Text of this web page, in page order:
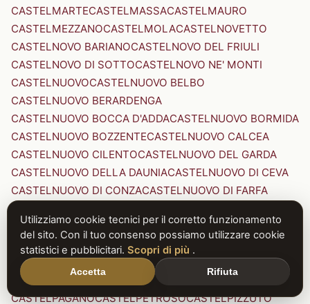
CASTELMARTECASTELMASSACASTELMAURO
CASTELMEZZANOCASTELMOLACASTELNOVETTO
CASTELNOVO BARIANOCASTELNOVO DEL FRIULI
CASTELNOVO DI SOTTOCASTELNOVO NE' MONTI
CASTELNUOVOCASTELNUOVO BELBO
CASTELNUOVO BERARDENGA
CASTELNUOVO BOCCA D'ADDACASTELNUOVO BORMIDA
CASTELNUOVO BOZZENTECASTELNUOVO CALCEA
CASTELNUOVO CILENTOCASTELNUOVO DEL GARDA
CASTELNUOVO DELLA DAUNIACASTELNUOVO DI CEVA
CASTELNUOVO DI CONZACASTELNUOVO DI FARFA
CASTELNUOVO DI PORTO CASTELNUOVO DON BOSCO
CASTELNUOVO MAGRACASTELNUOVO NIGRA
CASTELNUOVO PARANOCASTELNUOVO RANGONE
CASTELNUOVO SCRIVIA
CASTELNUOVO VAL DI CECINA
CASTELPAGANOCASTELPETROSOCASTELPIZZUTO
Utilizziamo cookie tecnici per il corretto funzionamento
del sito. Con il tuo consenso possiamo utilizzare cookie
statistici e pubblicitari. Scopri di più .
Accetta Rifiuta